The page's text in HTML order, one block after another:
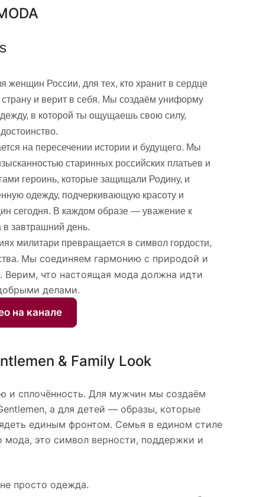
женщин России, для тех, кто хранит в сердце
страну и верит в себя. Мы создаём униформу
в которой ты ощущаешь свою силу,
на пересечении истории и будущего. Мы
старинных российских платьев и
героинь, которые защищали Родину, и
одежду, подчеркивающую красоту и
сегодня. В каждом образе — уважение к
завтрашний день.
милитари превращается в символ гордости,
Мы соединяем гармонию с природой и
Верим, что настоящая мода должна идти
делами.
на канале
& Family Look
и сплочённость. Для мужчин мы создаём
а для детей — образы, которые
единым фронтом. Семья в едином стиле
мода, это символ верности, поддержки и
просто одежда.